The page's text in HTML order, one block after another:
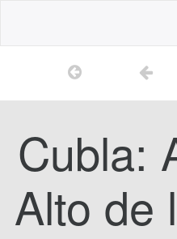
Cubla:
Alto de